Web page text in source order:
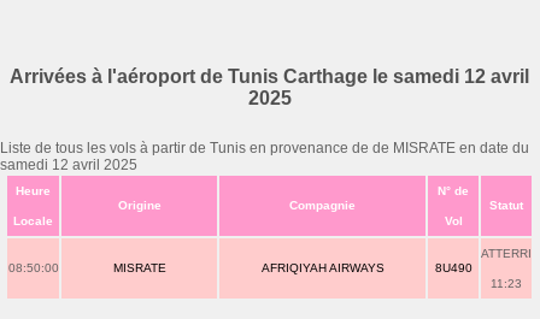
Arrivées à l'aéroport de Tunis Carthage le samedi 12 avril
2025
Liste de tous les vols à partir de Tunis en provenance de de MISRATE en date du
samedi 12 avril 2025
Heure
Locale
Origine Compagnie
N° de
Vol
Statut
08:50:00 MISRATE AFRIQIYAH AIRWAYS 8U490
ATTERRI
11:23